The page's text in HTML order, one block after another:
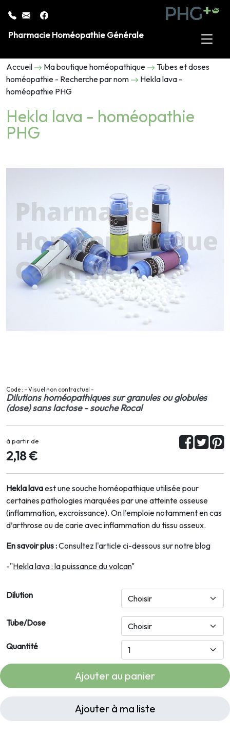
Pharmacie Homéopathie Générale
Accueil Ma boutique homéopathique
Tubes et doses
homéopathie - Recherche par nom
Hekla lava -
homéopathie PHG
Hekla lava - homéopathie
PHG
Code : - Visuel non contractuel -
Dilutions homéopathiques sur granules ou globules
(dose) sans lactose - souche Rocal
à partir de
2,18 €
Hekla lavaest une souche homéopathique utilisée pour
certaines pathologies marquées par une atteinte osseuse
(inflammation, excroissance). On l’emploie notamment en cas
d’arthrose ou de carie avec inflammation du tissu osseux.
En savoir plus:Consultez l'article ci-dessous sur notre blog
-"Hekla lava : la puissance du volcan"
Dilution
Tube/Dose
Quantité
Ajouter au panier
Ajouter à ma liste